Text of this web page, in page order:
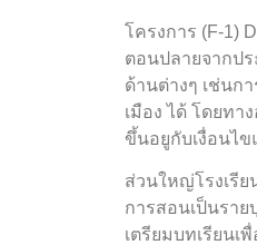
โครงการ (F-1)
ตอนปลายจากปร
ด้านต่างๆ เช่นก
เมือง ได้ โดยทา
ขึ้นอยูกับเงื่อนไ
ส่วนใหญ่โรงเรีย
การสอนเป็นรา
เตรียมบทเรียน